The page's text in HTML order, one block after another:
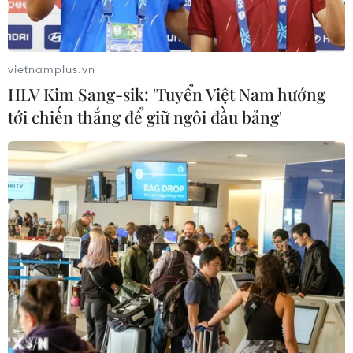
Xem thêm
CƠ QUAN CHỦ QUẢN: THÔNG TẤN XÃ VIỆT NAM
Tổng Biên tập: TRẦN TIẾN DUẨN
Phó Tổng Biên tập: NGUYỄN THỊ TÁM, KHÚC THANH
THỦY
Sở hữu trí tuệ
Quy định sử dụng
RSS
Hỗ trợ
Ngôn ngữ
TTXVN
vietnamplus.vn
HLV Kim Sang-sik: 'Tuyển Việt Nam hướng
tới chiến thắng để giữ ngôi đầu bảng'